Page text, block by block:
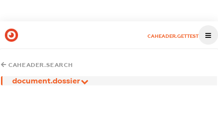
CAHEADER.GETTEST
CAHEADER.SEARCH
document.dossier